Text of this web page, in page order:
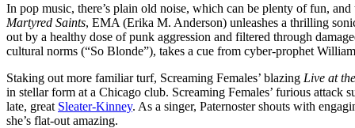
In pop music, there’s plain old noise, which can be plenty of fun,
Martyred Saints, EMA (Erika M. Anderson) unleashes a thrilling
out by a healthy dose of punk aggression and filtered through
cultural norms (“So Blonde”), takes a cue from cyber-prophet
Staking out more familiar turf, Screaming Females’ blazing Live at
in stellar form at a Chicago club. Screaming Females’ furious attack
late, great Sleater-Kinney. As a singer, Paternoster shouts with
she’s flat-out amazing.